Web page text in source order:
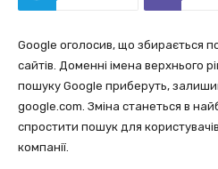
Google оголосив, що збирається
сайтів. Доменні імена верхнього
пошуку Google приберуть,
google.com. Зміна станеться в
спростити пошук для
компанії.